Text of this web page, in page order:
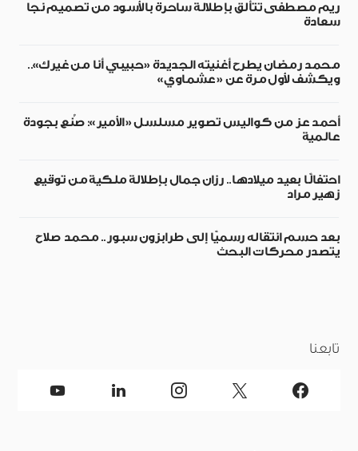
ريم مصطفى تتألق بإطلالة ساحرة بالأسود من تصميم نجا
سعادة
محمد رمضان يطرح أغنيته الجديدة «حبيبي أنا من غيرك»..
ويكشف لأول مرة عن «عشماوي»
أحمد عز من كواليس تصوير مسلسل «الأمير»: صُنع بجودة
عالمية
احتفالًا بعيد ميلادها.. رزان جمال بإطلالة ملكية من توقيع
زهير مراد
بعد حسم انتقاله رسميًا إلى طرابزون سبور.. محمد صلاح
يتصدر محركات البحث
تابعنا